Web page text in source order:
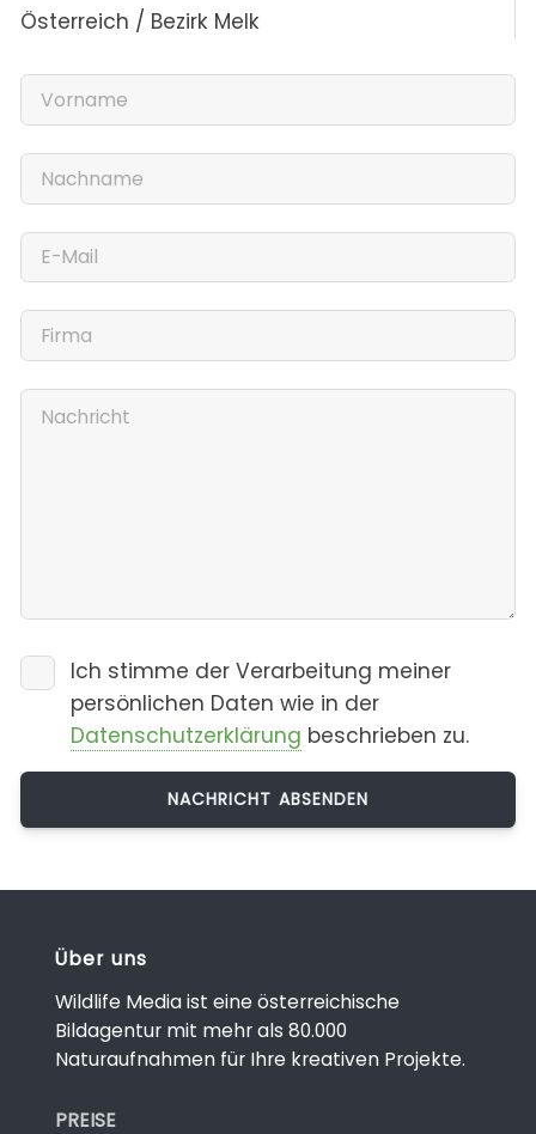
Österreich / Bezirk Melk
Ich stimme der Verarbeitung meiner
persönlichen Daten wie in der
Datenschutzerklärung beschrieben zu.
Über uns
Wildlife Media ist eine österreichische
Bildagentur mit mehr als 80.000
Naturaufnahmen für Ihre kreativen Projekte.
PREISE